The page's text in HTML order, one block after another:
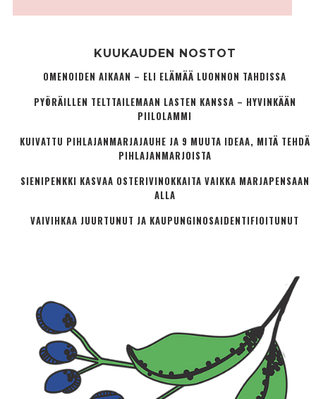
KUUKAUDEN NOSTOT
OMENOIDEN AIKAAN – ELI ELÄMÄÄ LUONNON TAHDISSA
PYÖRÄILLEN TELTTAILEMAAN LASTEN KANSSA – HYVINKÄÄN
PIILOLAMMI
KUIVATTU PIHLAJANMARJAJAUHE JA 9 MUUTA IDEAA, MITÄ TEHDÄ
PIHLAJANMARJOISTA
SIENIPENKKI KASVAA OSTERIVINOKKAITA VAIKKA MARJAPENSAAN
ALLA
VAIVIHKAA JUURTUNUT JA KAUPUNGINOSA­IDENTIFIOITUNUT